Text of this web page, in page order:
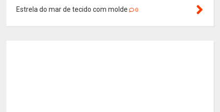
Estrela do mar de tecido com molde 0